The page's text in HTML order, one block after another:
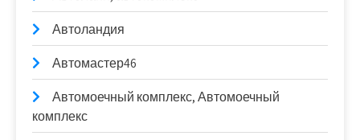
Автоландия
Автомастер46
Автомоечный комплекс, Автомоечный
комплекс